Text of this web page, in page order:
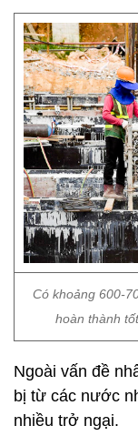
Có khoảng 600-
hoàn thành
Ngoài vấn đề
bị từ các nước
nhiều trở ngại.